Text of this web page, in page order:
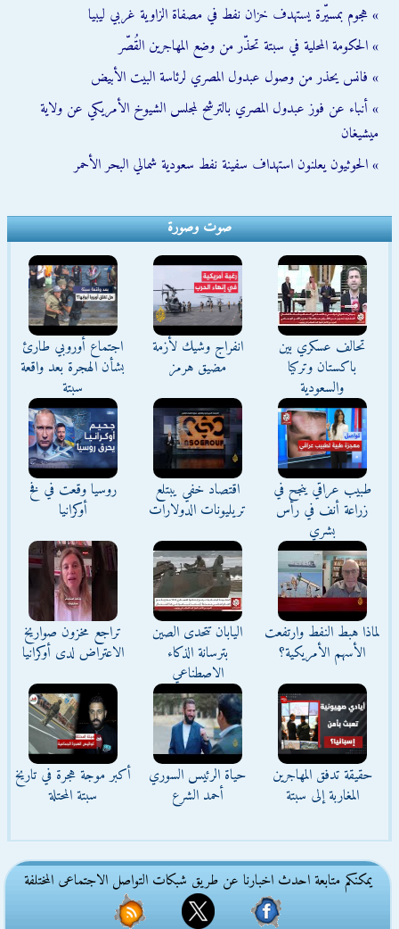
» هجوم بمسيّرة يستهدف خزان نفط في مصفاة الزاوية غربي ليبيا
» الحكومة المحلية في سبتة تحذّر من وضع المهاجرين القُصّر
» فانس يحذر من وصول عبدول المصري لرئاسة البيت الأبيض
» أنباء عن فوز عبدول المصري بالترشح لمجلس الشيوخ الأمريكي عن ولاية
ميشيغان
» الحوثيون يعلنون استهداف سفينة نفط سعودية شمالي البحر الأحمر
صوت وصورة
تحالف عسكري بين
باكستان وتركيا
والسعودية
انفراج وشيك لأزمة
مضيق هرمز
اجتماع أوروبي طارئ
بشأن الهجرة بعد واقعة
سبتة
طبيب عراقي ينجح في
زراعة أنف في رأس
بشري
اقتصاد خفي يبتلع
تريليونات الدولارات
روسيا وقعت في فخ
أوكرانيا
لماذا هبط النفط وارتفعت
الأسهم الأمريكية؟
اليابان تتحدى الصين
بترسانة الذكاء
الاصطناعي
تراجع مخزون صواريخ
الاعتراض لدى أوكرانيا
حقيقة تدفق المهاجرين
المغاربة إلى سبتة
حياة الرئيس السوري
أحمد الشرع
أكبر موجة هجرة في تاريخ
سبتة المحتلة
يمكنكم متابعة احدث اخبارنا عن طريق شبكات التواصل الاجتماعى المختلفة